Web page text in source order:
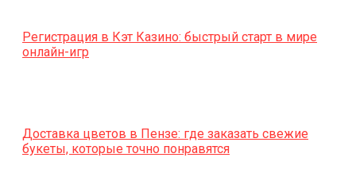
Регистрация в Кэт Казино: быстрый старт в мире
онлайн-игр
Доставка цветов в Пензе: где заказать свежие
букеты, которые точно понравятся